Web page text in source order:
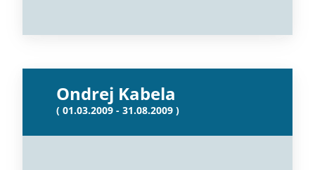
Ondrej Kabela
( 01.03.2009 - 31.08.2009 )